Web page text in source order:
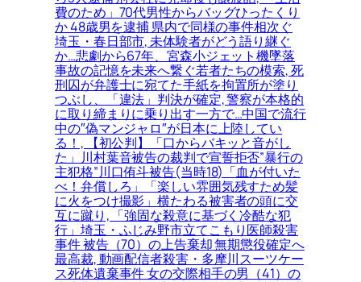
費のため」70代男性からバッグひったくり
か 48歳男を逮捕 県内で同様の事件相次ぐ
埼玉・春日部市, 未体験者がどう語り継ぐ
か…悲劇から67年、宮森小ジェット機墜落
事故の記憶を未来へ繋ぐ若者たちの模索, 死
刑囚が弁護士に宛てた手紙を拘置所が塗り
つぶし、「違法」判決が確定, 警察が本格的
に取り締まりに乗り出す一方で…中国で流行
中の″偽マンジャロ″が日本に上陸してい
る！, 【初公判】「口からバキッと音がし
た」川村葉音被告の裁判で宣誓拒否”暴行の
主犯格”川口侑斗被告(当時18)「血が付いた
べ！弁償しろ」「楽しい雰囲気残すため髪
に火をつけ撮影」横たわる被害者の頭に交
互に蹴り, 「強固な殺意に基づく冷酷な犯
行」埼玉・ふじみ野市立てこもり医師殺害
事件 被告（70）の上告棄却 無期懲役確定へ
最高裁, 動画配信者殺害・多摩川スーツケー
ス死体遺棄事件 女の交際相手の男（41）の